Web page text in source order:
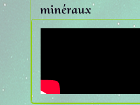
minéraux